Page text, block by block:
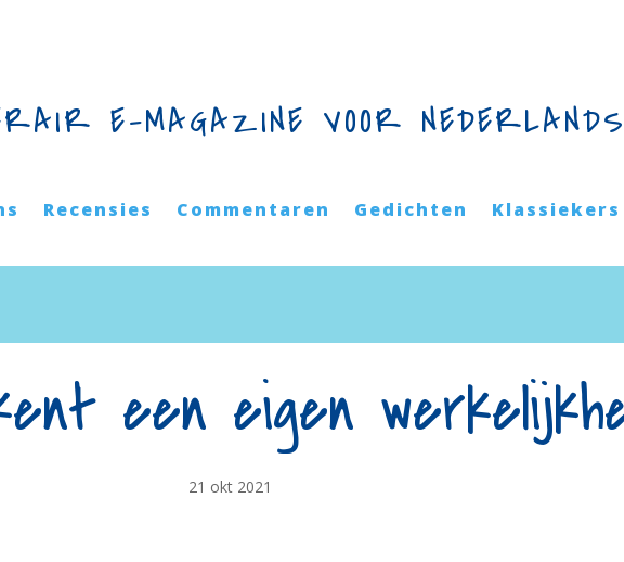
E-MAGAZINE VOOR
Recensies Commentaren Gedichten Klassiekers
een eigen
21 okt 2021